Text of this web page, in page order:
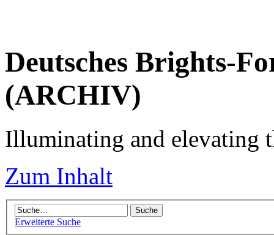
Deutsches Brights-
(ARCHIV)
Illuminating and elevating
Zum Inhalt
Erweiterte Suche